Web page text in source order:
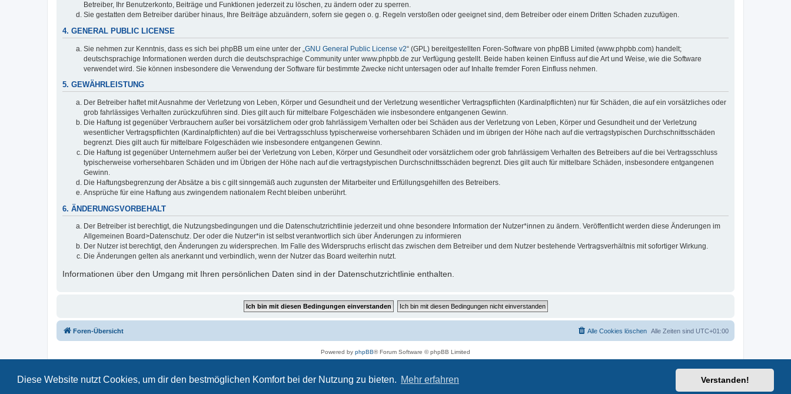
Diese Website nutzt Cookies, um dir den bestmöglichen Komfort bei der Nutzung zu bieten. Mehr erfahren Verstanden!
Betreiber, Ihr Benutzerkonto, Beiträge und Funktionen jederzeit zu löschen, zu ändern oder zu sperren.
Sie gestatten dem Betreiber darüber hinaus, Ihre Beiträge abzuändern, sofern sie gegen o. g. Regeln verstoßen oder geeignet sind, dem Betreiber oder einem Dritten Schaden zuzufügen.
4. GENERAL PUBLIC LICENSE
Sie nehmen zur Kenntnis, dass es sich bei phpBB um eine unter der „ GNU General Public License v2“ (GPL) bereitgestellten Foren-Software von phpBB Limited (www.phpbb.com) handelt;
deutschsprachige Informationen werden durch die deutschsprachige Community unter www.phpbb.de zur Verfügung gestellt. Beide haben keinen Einfluss auf die Art und Weise, wie die Software
verwendet wird. Sie können insbesondere die Verwendung der Software für bestimmte Zwecke nicht untersagen oder auf Inhalte fremder Foren Einfluss nehmen.
5. GEWÄHRLEISTUNG
Der Betreiber haftet mit Ausnahme der Verletzung von Leben, Körper und Gesundheit und der Verletzung wesentlicher Vertragspflichten (Kardinalpflichten) nur für Schäden, die auf ein vorsätzliches oder
grob fahrlässiges Verhalten zurückzuführen sind. Dies gilt auch für mittelbare Folgeschäden wie insbesondere entgangenen Gewinn.
Die Haftung ist gegenüber Verbrauchern außer bei vorsätzlichem oder grob fahrlässigem Verhalten oder bei Schäden aus der Verletzung von Leben, Körper und Gesundheit und der Verletzung
wesentlicher Vertragspflichten (Kardinalpflichten) auf die bei Vertragsschluss typischerweise vorhersehbaren Schäden und im übrigen der Höhe nach auf die vertragstypischen Durchschnittsschäden
begrenzt. Dies gilt auch für mittelbare Folgeschäden wie insbesondere entgangenen Gewinn.
Die Haftung ist gegenüber Unternehmern außer bei der Verletzung von Leben, Körper und Gesundheit oder vorsätzlichem oder grob fahrlässigem Verhalten des Betreibers auf die bei Vertragsschluss
typischerweise vorhersehbaren Schäden und im Übrigen der Höhe nach auf die vertragstypischen Durchschnittsschäden begrenzt. Dies gilt auch für mittelbare Schäden, insbesondere entgangenen
Gewinn.
Die Haftungsbegrenzung der Absätze a bis c gilt sinngemäß auch zugunsten der Mitarbeiter und Erfüllungsgehilfen des Betreibers.
Ansprüche für eine Haftung aus zwingendem nationalem Recht bleiben unberührt.
6. ÄNDERUNGSVORBEHALT
Der Betreiber ist berechtigt, die Nutzungsbedingungen und die Datenschutzrichtlinie jederzeit und ohne besondere Information der Nutzer*innen zu ändern. Veröffentlicht werden diese Änderungen im
Allgemeinen Board>Datenschutz. Der oder die Nutzer*in ist selbst verantwortlich sich über Änderungen zu informieren
Der Nutzer ist berechtigt, den Änderungen zu widersprechen. Im Falle des Widerspruchs erlischt das zwischen dem Betreiber und dem Nutzer bestehende Vertragsverhältnis mit sofortiger Wirkung.
Die Änderungen gelten als anerkannt und verbindlich, wenn der Nutzer das Board weiterhin nutzt.
Informationen über den Umgang mit Ihren persönlichen Daten sind in der Datenschutzrichtlinie enthalten.
Foren-Übersicht Alle Zeiten sind UTC+01:00
Alle Cookies löschen
Powered by phpBB® Forum Software © phpBB Limited